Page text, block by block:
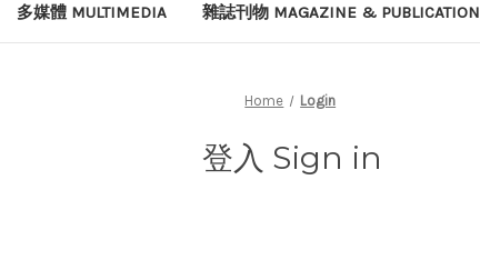
多媒體 MULTIMEDIA 雜誌刊物 MAGAZINE & PUBLICATION
Home Login
登入 Sign in